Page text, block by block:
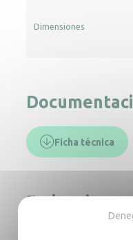
Dimensiones
Ficha técnica
En la misma